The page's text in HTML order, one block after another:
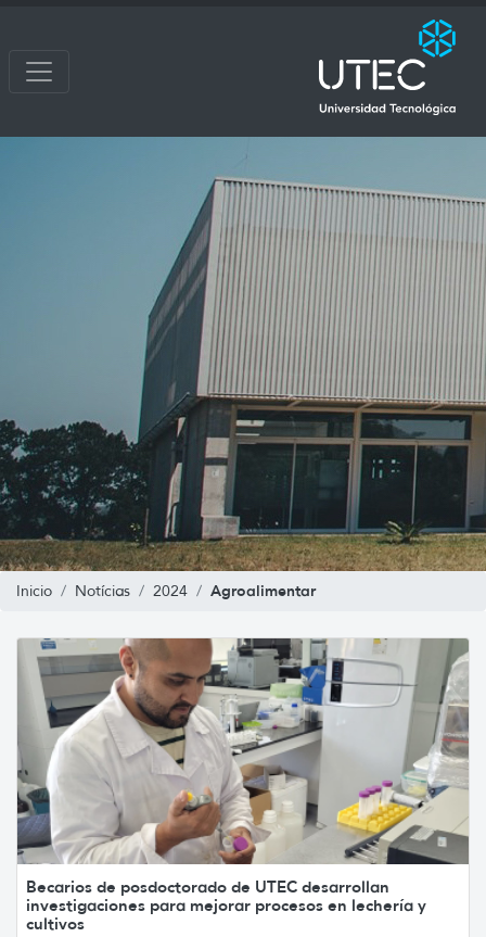
Inicio Notícias 2024 Agroalimentar
Becarios de posdoctorado de UTEC desarrollan
investigaciones para mejorar procesos en lechería y
cultivos